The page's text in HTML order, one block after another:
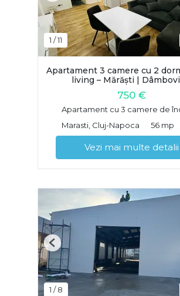
1 /11
Apartament 3 camere cu 2
living – Mărăști |
750 €
Apartament cu 3 camere de
Marasti, Cluj-Napoca
56 mp
Vezi mai multe detalii
1 /8
Previous